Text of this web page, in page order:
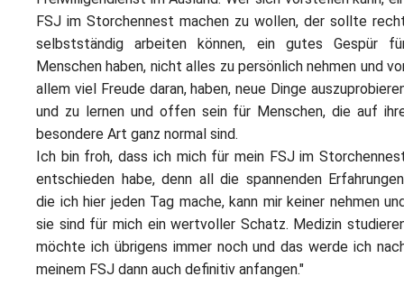
FSJ im Storchennest machen zu wollen, der sollte
selbstständig arbeiten können, ein gutes Gespür
Menschen haben, nicht alles zu persönlich nehmen und
allem viel Freude daran, haben, neue Dinge
und zu lernen und offen sein für Menschen, die auf
besondere Art ganz normal sind.
Ich bin froh, dass ich mich für mein FSJ im
entschieden habe, denn all die spannenden
die ich hier jeden Tag mache, kann mir keiner nehmen
sie sind für mich ein wertvoller Schatz. Medizin
möchte ich übrigens immer noch und das werde ich
meinem FSJ dann auch definitiv anfangen."